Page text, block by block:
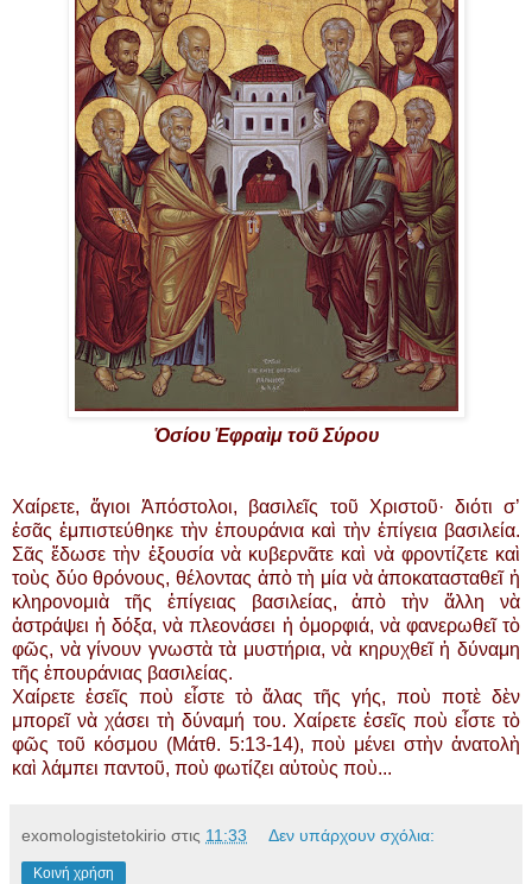
Ὁσίου Ἐφραὶμ τοῦ Σύρου
Χαίρετε, ἅγιοι Ἀπόστολοι, βασιλεῖς τοῦ Χριστοῦ· διότι σ’
ἐσᾶς ἐμπιστεύθηκε τὴν ἐπουράνια καὶ τὴν ἐπίγεια βασιλεία.
Σᾶς ἔδωσε τὴν ἐξουσία νὰ κυβερνᾶτε καὶ νὰ φροντίζετε καὶ
τοὺς δύο θρόνους, θέλοντας ἀπὸ τὴ μία νὰ ἀποκατασταθεῖ ἡ
κληρονομιὰ τῆς ἐπίγειας βασιλείας, ἀπὸ τὴν ἄλλη νὰ
ἀστράψει ἡ δόξα, νὰ πλεονάσει ἡ ὀμορφιά, νὰ φανερωθεῖ τὸ
φῶς, νὰ γίνουν γνωστὰ τὰ μυστήρια, νὰ κηρυχθεῖ ἡ δύναμη
τῆς ἐπουράνιας βασιλείας.
Χαίρετε ἐσεῖς ποὺ εἶστε τὸ ἅλας τῆς γής, ποὺ ποτὲ δὲν
μπορεῖ νὰ χάσει τὴ δύναμή του. Χαίρετε ἐσεῖς ποὺ εἶστε τὸ
φῶς τοῦ κόσμου (Μάτθ. 5:13-14), ποὺ μένει στὴν ἀνατολὴ
καὶ λάμπει παντοῦ, ποὺ φωτίζει αὐτοὺς ποὺ...
exomologistetokirio στις 11:33 Δεν υπάρχουν σχόλια:
Κοινή χρήση